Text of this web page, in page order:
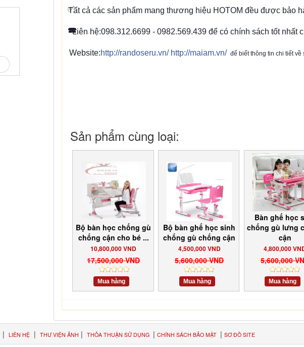
✅
Tất cả các sản phẩm mang thương hiệu HOTOM đều được bảo
☎️
☎️
☎️
Liên hệ:098.312.6699 - 0982.569.439 để có chính sách tốt nhất
Website:http://randoseru.vn/ http://maiam.vn/ để biết thông tin chi tiết về
Sản phẩm cùng loại:
Bộ bàn học chống gù
chống cận cho bé ...
10,800,000 VND
17,500,000 VND
Mua hàng
Bộ bàn ghế học sinh
chống gù chống cận
4,500,000 VND
5,600,000 VND
Mua hàng
Bàn ghế học
chống gù lưng
cận
4,800,000
5,600,000
Mua hàng
| LIÊN HỆ | THƯ VIỆN ẢNH | THỎA THUẬN SỬ DỤNG | CHÍNH SÁCH BẢO MẬT | SƠ ĐỒ SITE